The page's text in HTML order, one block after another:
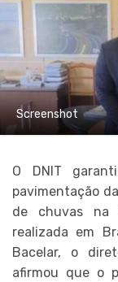
Screenshot
O DNIT
pavimentação
de chuvas na
realizada em
Bacelar, o
afirmou que o